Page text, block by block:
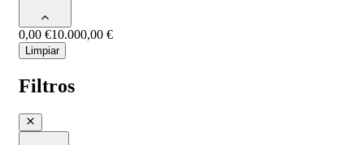
0,00 €10.000,00 €
Limpiar
Filtros